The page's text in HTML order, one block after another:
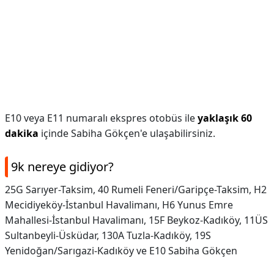
E10 veya E11 numaralı ekspres otobüs ileyaklaşık 60
dakika içinde Sabiha Gökçen'e ulaşabilirsiniz.
9k nereye gidiyor?
25G Sarıyer-Taksim, 40 Rumeli Feneri/Garipçe-Taksim, H2
Mecidiyeköy-İstanbul Havalimanı, H6 Yunus Emre
Mahallesi-İstanbul Havalimanı, 15F Beykoz-Kadıköy, 11ÜS
Sultanbeyli-Üsküdar, 130A Tuzla-Kadıköy, 19S
Yenidoğan/Sarıgazi-Kadıköy ve E10 Sabiha Gökçen